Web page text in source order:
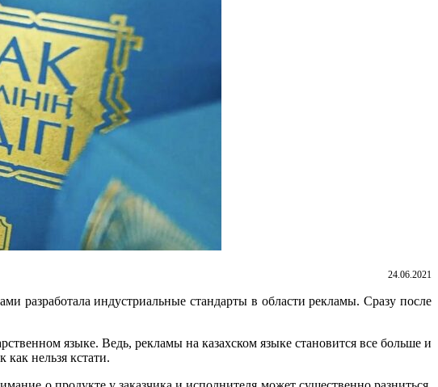
24.06.2021
разработала индустриальные стандарты в области рекламы. Сразу после
языке. Ведь, рекламы на казахском языке становится все больше и
как нельзя кстати.